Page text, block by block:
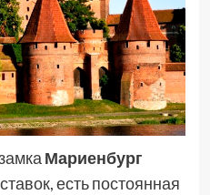
Мариенбург
есть постоянная